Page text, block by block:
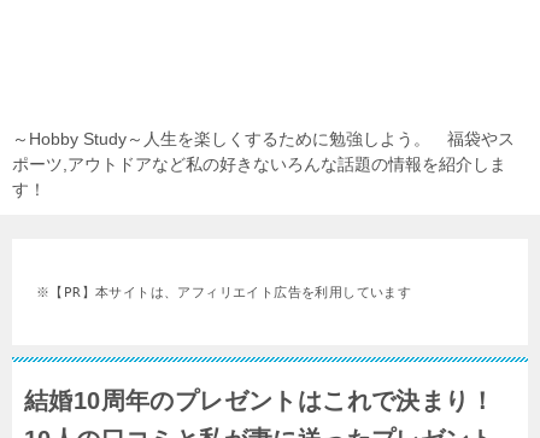
～Hobby Study～人生を楽しくするために勉強しよう。 福袋やス
ポーツ,アウトドアなど私の好きないろんな話題の情報を紹介しま
す！
※【PR】本サイトは、アフィリエイト広告を利用しています
結婚10周年のプレゼントはこれで決まり！